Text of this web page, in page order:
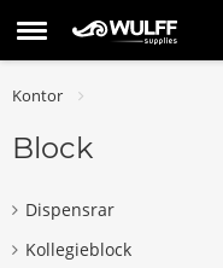
Kontor
Block
Dispensrar
Kollegieblock